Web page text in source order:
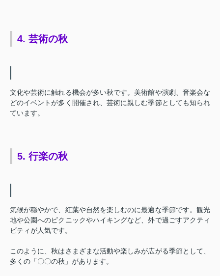
4. 芸術の秋
文化や芸術に触れる機会が多い秋です。美術館や演劇、音楽会な
どのイベントが多く開催され、芸術に親しむ季節としても知られ
ています。
5. 行楽の秋
気候が穏やかで、紅葉や自然を楽しむのに最適な季節です。観光
地や公園へのピクニックやハイキングなど、外で過ごすアクティ
ビティが人気です。
このように、秋はさまざまな活動や楽しみが広がる季節として、
多くの「〇〇の秋」があります。